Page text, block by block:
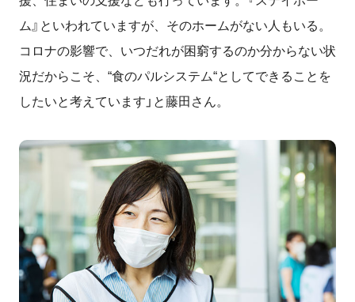
ム』といわれていますが、そのホームがない人もいる。
コロナの影響で、いつだれが困窮するのか分からない状
況だからこそ、“食のパルシステム“としてできることを
したいと考えています」と藤田さん。